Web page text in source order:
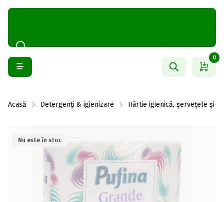
0
Acasă Detergenți & igienizare Hârtie igienică, șervețele și
Nu este în stoc